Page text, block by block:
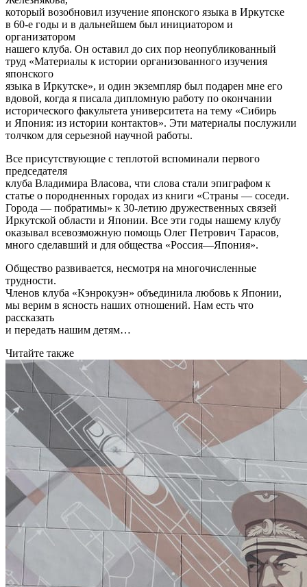
который возобновил изучение японского языка в Иркутске
в 60-е годы и в дальнейшем был инициатором и
организатором
нашего клуба. Он оставил до сих пор неопубликованный
труд «Материалы к истории организованного изучения
японского
языка в Иркутске», и один экземпляр был подарен мне его
вдовой, когда я писала дипломную работу по окончании
исторического факультета университета на тему «Сибирь
и Япония: из истории контактов». Эти материалы послужили
толчком для серьезной научной работы.
Все присутствующие с теплотой вспоминали первого
председателя
клуба Владимира Власова, чти слова стали эпиграфом к
статье о породненных городах из книги «Страны — соседи.
Города — побратимы» к 30-летию дружественных связей
Иркутской области и Японии. Все эти годы нашему клубу
оказывал всевозможную помощь Олег Петрович Тарасов,
много сделавший и для общества «Россия—Япония».
Общество развивается, несмотря на многочисленные
трудности.
Членов клуба «Кэнрокуэн» объединила любовь к Японии,
мы верим в ясность наших отношений. Нам есть что
рассказать
и передать нашим детям…
Читайте также